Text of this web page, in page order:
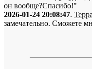
он вообще?Спасибо!"
2026-01-24 20:08:47.
замечательно. Сможете